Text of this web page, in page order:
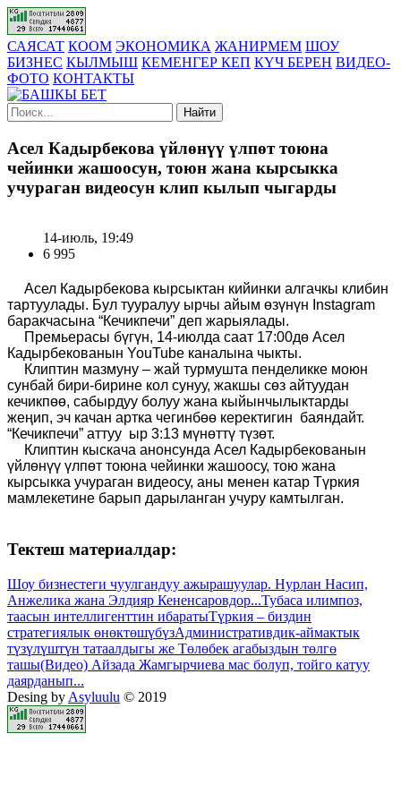
САЯСАТ КООМ ЭКОНОМИКА ЖАНИРМЕМ ШОУ
БИЗНЕС КЫЛМЫШ КЕМЕНГЕР КЕП КҮЧ БЕРЕН ВИДЕО-
ФОТО КОНТАКТЫ
Найти
Асел Кадырбекова үйлөнүү үлпөт тоюна
чейинки жашоосун, тоюн жана кырсыкка
учураган видеосун клип кылып чыгарды
14-июль, 19:49
6 995
Асел Кадырбекова кырсыктан кийинки алгачкы клибин
тартуулады. Бул тууралуу ырчы айым өзүнүн Instagram
баракчасына “Кечикпечи” деп жарыялады.
Премьерасы бүгүн, 14-июлда саат 17:00дө Асел
Кадырбекованын YouTube каналына чыкты.
Клиптин мазмуну – жай турмушта пенделикке моюн
сунбай бири-бирине кол сунуу, жакшы сөз айтуудан
кечикпөө, сабырдуу болуу жана кыйынчылыктарды
жеңип, эч качан артка чегинбөө керектигин баяндайт.
“Кечикпечи” аттуу ыр 3:13 мүнөттү түзөт.
Клиптин кыскача анонсунда Асел Кадырбекованын
үйлөнүү үлпөт тоюна чейинки жашоосу, тою жана
кырсыкка учураган видеосу, аны менен катар Түркия
мамлекетине барып дарыланган учуру камтылган.
Тектеш материалдар:
Шоу бизнестеги чуулгандуу ажырашуулар. Нурлан Насип,
Анжелика жана Элдияр Кененсаровдор...Тубаса илимпоз,
таасын интеллигенттин ибаратыТүркия – биздин
стратегиялык өнөктөшүбүзАдминистративдик-аймактык
түзүлүштүн татаалдыгы же Төлөбек агабыздын төлгө
ташы(Видео) Айзада Жамгырчиева мас болуп, тойго катуу
даярданып...
Desing by Asyluulu © 2019